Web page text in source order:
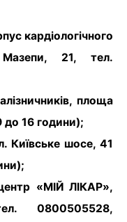
кардіологічного
Мазепи, 21, тел.
площа
до 16 години);
Київське шосе, 41
«МІЙ ЛІКАР»,
0800505528,